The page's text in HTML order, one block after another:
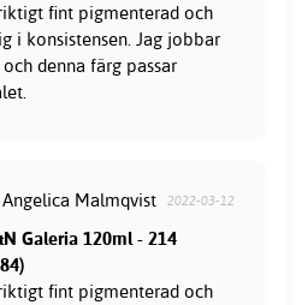
fint pigmenterad och
i konsistensen. Jag jobbar
denna färg passar
Malmqvist 2022-03-12
Galeria 120ml - 214
fint pigmenterad och